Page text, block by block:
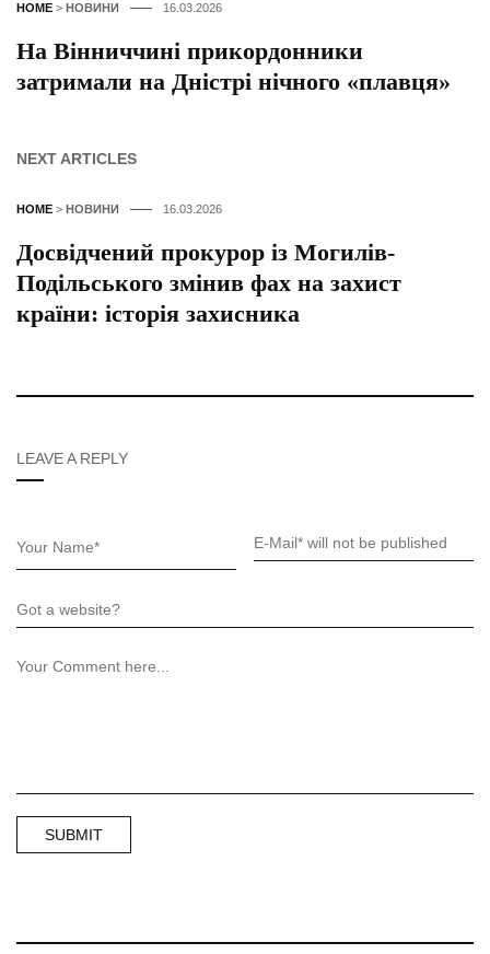
HOME > НОВИНИ 16.03.2026
На Вінниччині прикордонники
затримали на Дністрі нічного «плавця»
NEXT ARTICLES
HOME > НОВИНИ 16.03.2026
Досвідчений прокурор із Могилів-
Подільського змінив фах на захист
країни: історія захисника
LEAVE A REPLY